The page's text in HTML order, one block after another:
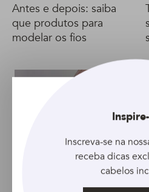
Antes e depois: saiba
que produtos para
modelar os fios
Inscreva-se na
receba dicas
cabelos